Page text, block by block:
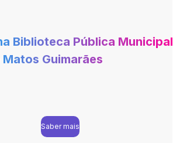
Biblioteca Pública Municipal
Guimarães
Saber mais